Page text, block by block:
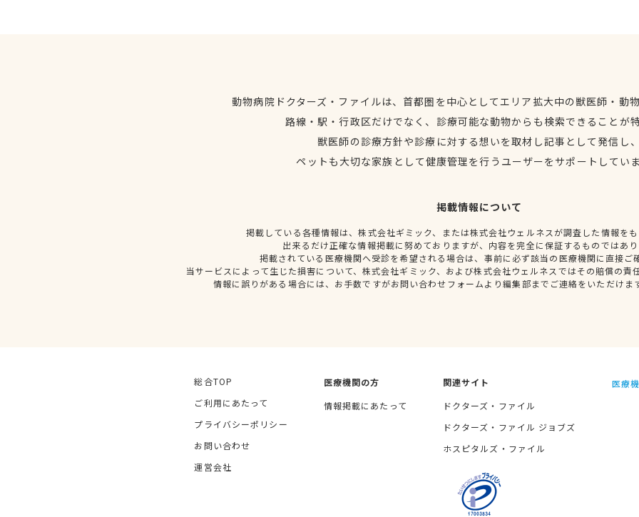
動物病院ドクターズ・ファイルは、首都圏を中心としてエリア拡大中の獣医師・動
路線・駅・行政区だけでなく、診療可能な動物からも検索できることが
獣医師の診療方針や診療に対する想いを取材し記事として発信し
ペットも大切な家族として健康管理を行うユーザーをサポートしてい
掲載情報について
掲載している各種情報は、株式会社ギミック、または株式会社ウェルネスが調査した情報を
出来るだけ正確な情報掲載に努めておりますが、内容を完全に保証するものではあ
掲載されている医療機関へ受診を希望される場合は、事前に必ず該当の医療機関に直接ご
当サービスによって生じた損害について、株式会社ギミック、および株式会社ウェルネスではその賠償の責
情報に誤りがある場合には、お手数ですがお問い合わせフォームより編集部までご連絡をいただけま
総合TOP
ご利用にあたって
プライバシーポリシー
お問い合わせ
運営会社
医療機関の方
情報掲載にあたって
関連サイト
ドクターズ・ファイル
ドクターズ・ファイル ジョブズ
ホスピタルズ・ファイル
医療